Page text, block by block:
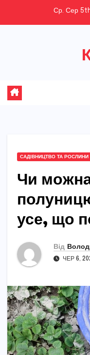
Ср. Сер
САДІВНИЦТВО ТА РОСЛИНИ
Чи
усе, що
Від
ЧЕР 6,